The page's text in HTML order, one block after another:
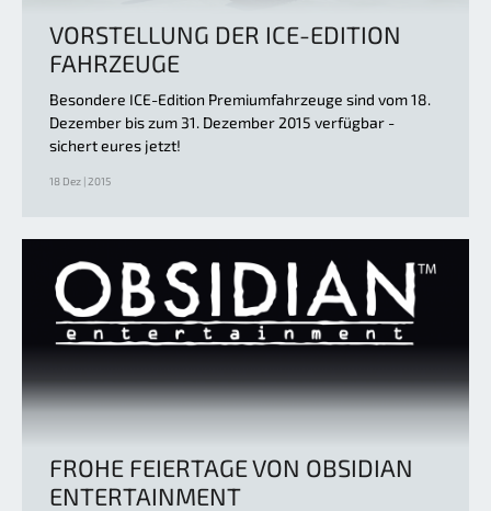
VORSTELLUNG DER ICE-EDITION
FAHRZEUGE
Besondere ICE-Edition Premiumfahrzeuge sind vom 18.
Dezember bis zum 31. Dezember 2015 verfügbar -
sichert eures jetzt!
18 Dez | 2015
FROHE FEIERTAGE VON OBSIDIAN
ENTERTAINMENT